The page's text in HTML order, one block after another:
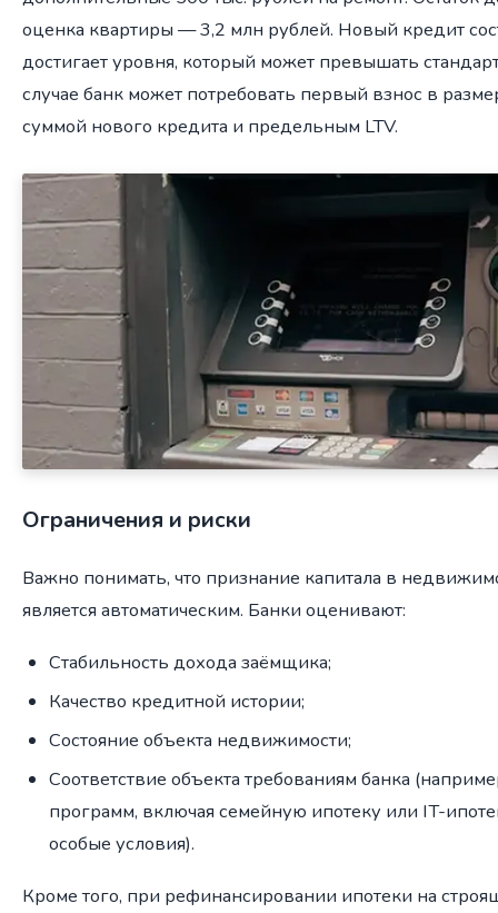
оценка квартиры — 3,2 млн рублей. Новый кредит
достигает уровня, который может превышать
случае банк может потребовать первый взнос в
суммой нового кредита и предельным LTV.
Ограничения и риски
Важно понимать, что признание капитала в
является автоматическим. Банки оценивают:
Стабильность дохода заёмщика;
Качество кредитной истории;
Состояние объекта недвижимости;
Соответствие объекта требованиям банка
программ, включая семейную ипотеку или IT-
особые условия).
Кроме того, при рефинансировании ипотеки на